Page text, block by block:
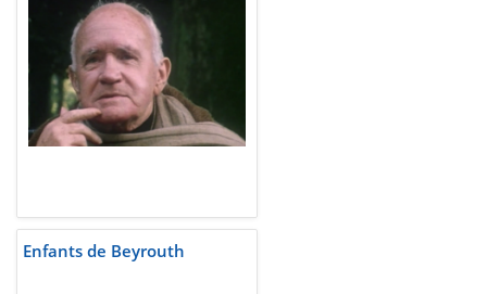
Enfants de Beyrouth